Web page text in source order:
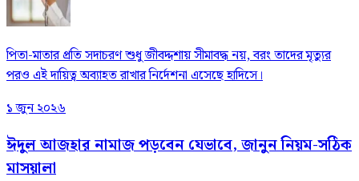
পিতা-মাতার প্রতি সদাচরণ শুধু জীবদ্দশায় সীমাবদ্ধ নয়, বরং তাদের মৃত্যুর
পরও এই দায়িত্ব অব্যাহত রাখার নির্দেশনা এসেছে হাদিসে।
১ জুন ২০২৬
ঈদুল আজহার নামাজ পড়বেন যেভাবে, জানুন নিয়ম-সঠিক
মাসয়ালা